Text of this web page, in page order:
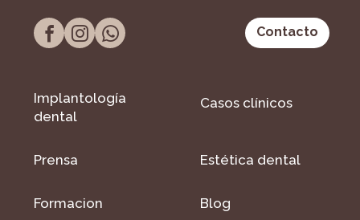
Contacto
Implantología
dental
Casos clínicos
Prensa Estética dental
Formacion Blog